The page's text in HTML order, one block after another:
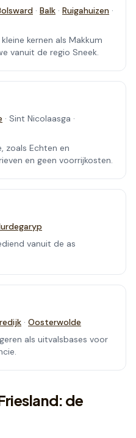
· Balk · Ruigahuizen ·
kernen als Makkum
vanuit de regio Sneek.
· Sint Nicolaasga ·
zoals Echten en
en geen voorrijkosten.
vanuit de as
· Oosterwolde
als uitvalsbases voor
: de